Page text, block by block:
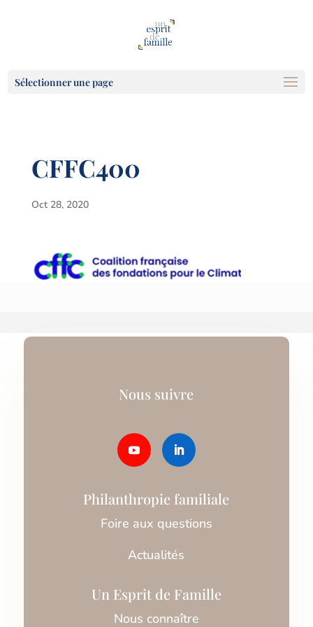
Sélectionner une page
CFFC400
Oct 28, 2020
Nous suivre
Philanthropie familiale
Foire aux questions
Actualités
Un Esprit de Famille
Nous connaître